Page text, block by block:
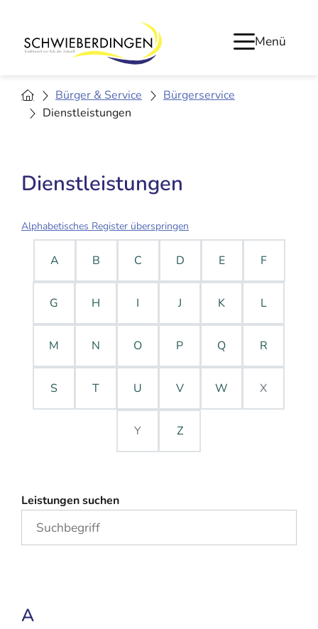
Menü
Bürger & Service
Bürgerservice
Dienstleistungen
Dienstleistungen
Alphabetisches Register überspringen
A B C D E F
G H I J K L
M N O P Q R
S T U V W X
Y Z
Leistungen suchen
A